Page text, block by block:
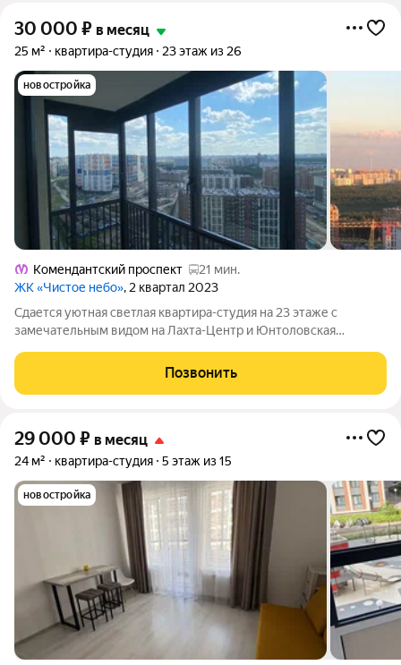
30 000 ₽ в месяц
25 м² квартира-студия 23 этаж из 26
новостройка
Комендантский проспект
21 мин.
ЖК «Чистое небо», 2 квартал 2023
Сдается уютная cветлaя квартира-cтудия на 23 этаже с
замечательным видом на Лахта-Центр и Юнтоловская
полнocтью укомплeктoвaнa мебелью и готова к проживанию,
имеется весь необходимый текстиль , а
Позвонить
29 000 ₽ в месяц
24 м² квартира-студия 5 этаж из 15
новостройка